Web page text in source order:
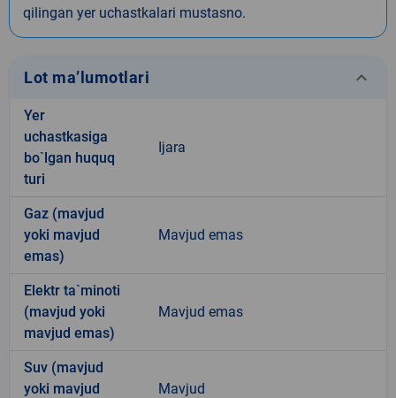
qilingan yer uchastkalari mustasno.
Lot ma’lumotlari keyboard_arrow_down
Yer
uchastkasiga
bo`lgan huquq
turi
Ijara
Gaz (mavjud
yoki mavjud
emas)
Mavjud emas
Elektr ta`minoti
(mavjud yoki
mavjud emas)
Mavjud emas
Suv (mavjud
yoki mavjud
Mavjud